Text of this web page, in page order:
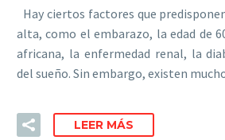
Hay ciertos factores que
alta, como el embarazo, la edad de
africana, la enfermedad renal, la
del sueño. Sin embargo, existen
LEER MÁS